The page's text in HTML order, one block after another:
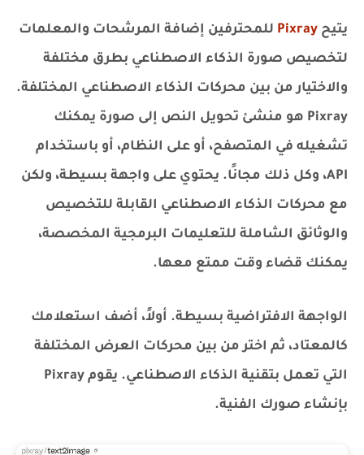
يتيح Pixray للمحترفين إضافة المرشحات والمعلمات
لتخصيص صورة الذكاء الاصطناعي بطرق مختلفة
والاختيار من بين محركات الذكاء الاصطناعي المختلفة.
Pixray هو منشئ تحويل النص إلى صورة يمكنك
تشغيله في المتصفح، أو على النظام، أو باستخدام
API، وكل ذلك مجانًا. يحتوي على واجهة بسيطة، ولكن
مع محركات الذكاء الاصطناعي القابلة للتخصيص
والوثائق الشاملة للتعليمات البرمجية المخصصة،
يمكنك قضاء وقت ممتع معها.
الواجهة الافتراضية بسيطة. أولاً، أضف استعلامك
كالمعتاد، ثم اختر من بين محركات العرض المختلفة
التي تعمل بتقنية الذكاء الاصطناعي. يقوم Pixray
بإنشاء صورك الفنية.